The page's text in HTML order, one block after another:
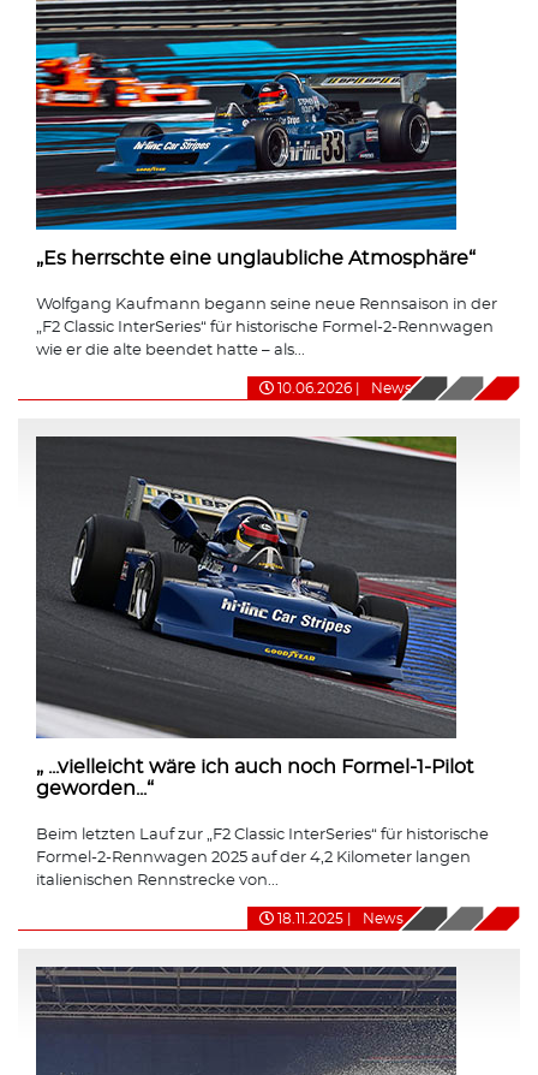
„Es herrschte eine unglaubliche Atmosphäre“
Wolfgang Kaufmann begann seine neue Rennsaison in der
„F2 Classic InterSeries“ für historische Formel-2-Rennwagen
wie er die alte beendet hatte – als...
10.06.2026 News
„ ...vielleicht wäre ich auch noch Formel-1-Pilot
geworden...“
Beim letzten Lauf zur „F2 Classic InterSeries“ für historische
Formel-2-Rennwagen 2025 auf der 4,2 Kilometer langen
italienischen Rennstrecke von...
18.11.2025 News